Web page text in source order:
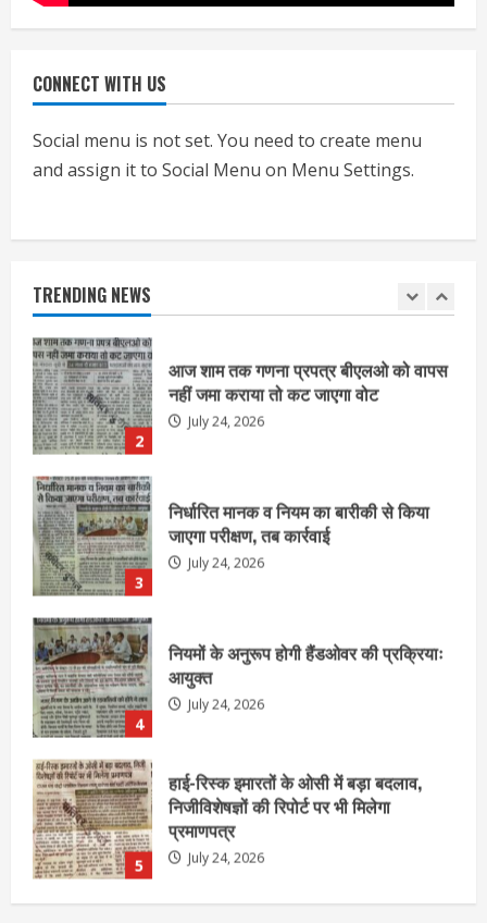
CONNECT WITH US
Social menu is not set. You need to create menu
and assign it to Social Menu on Menu Settings.
TRENDING NEWS
July 24, 2026
1
एचईआरसी के अध्यक्ष नंद लाल का निधन
2
3
निर्धारित मानक व नियम का बारीकी से किया
जाएगा परीक्षण, तब कार्रवाई
July 24, 2026
4
नियमों के अनुरूप होगी हैंडओवर की प्रक्रियाः
आयुक्त
July 24, 2026
5
हाई-रिस्क इमारतों के ओसी में बड़ा बदलाव,
निजीविशेषज्ञों की रिपोर्ट पर भी मिलेगा
प्रमाणपत्र
July 24, 2026
1
एचईआरसी के अध्यक्ष नंद लाल का निधन
July 24, 2026